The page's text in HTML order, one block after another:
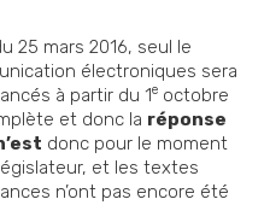
25 mars 2016, seul le
électroniques sera
à partir du 1e octobre
et donc la réponse
donc pour le moment
et les textes
n’ont pas encore été